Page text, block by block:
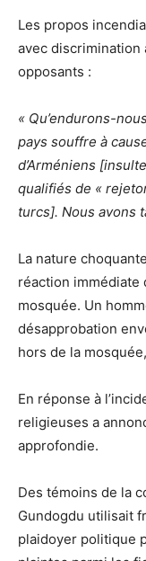
Les propos
avec discrimination
opposants :
« Qu’endurons-
pays souffre à
d’Arméniens
qualifiés de «
turcs]. Nous avons
La nature
réaction immédiate
mosquée. Un
désapprobation
hors de la
En réponse à
religieuses a
approfondie.
Des témoins de la
Gundogdu utilisait
plaidoyer politique